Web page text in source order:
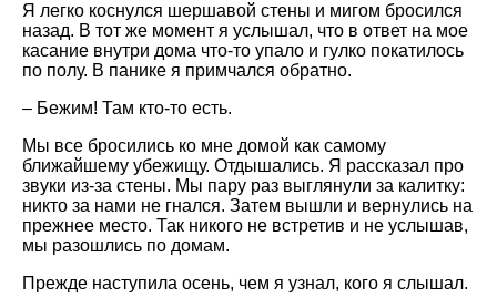
Я легко коснулся шершавой стены и мигом бросился
назад. В тот же момент я услышал, что в ответ на мое
касание внутри дома что-то упало и гулко покатилось
по полу. В панике я примчался обратно.
– Бежим! Там кто-то есть.
Мы все бросились ко мне домой как самому
ближайшему убежищу. Отдышались. Я рассказал про
звуки из-за стены. Мы пару раз выглянули за калитку:
никто за нами не гнался. Затем вышли и вернулись на
прежнее место. Так никого не встретив и не услышав,
мы разошлись по домам.
Прежде наступила осень, чем я узнал, кого я слышал.